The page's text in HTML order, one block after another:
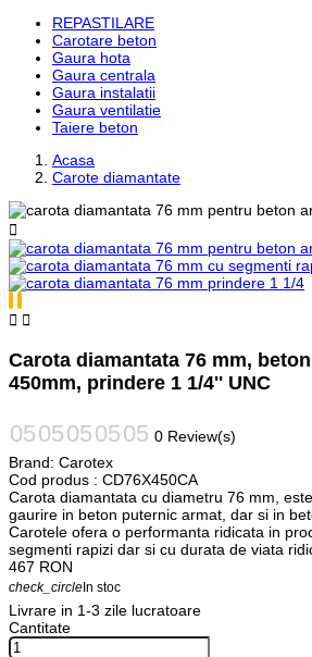
REPASTILARE
Carotare beton
Gaura hota
Gaura centrala
Gaura instalatii
Gaura ventilatie
Taiere beton
Acasa
Carote diamantate

 
Carota diamantata 76 mm,
450mm, prindere 1 1/4'' UNC
0 Review(s)
Brand: Carotex
Cod produs : CD76X450CA
Carota diamantata cu diametru 76 mm,
gaurire in beton puternic armat, dar si in
Carotele ofera o performanta ridicata in
segmenti rapizi dar si cu durata de viata
467 RON
check_circle In stoc
Livrare in 1-3 zile lucratoare
Cantitate